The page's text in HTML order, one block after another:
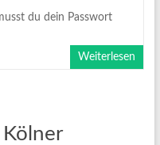
du dein Passwort
Weiterlesen